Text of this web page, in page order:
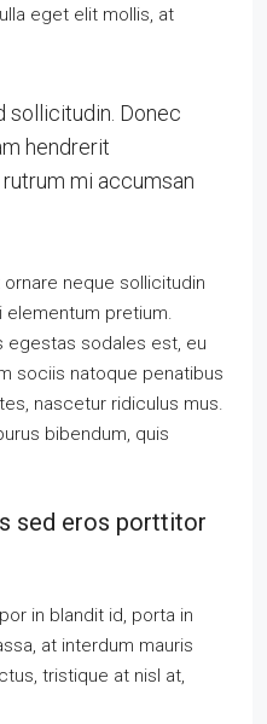
eget elit mollis, at
sollicitudin. Donec
hendrerit
mi accumsan
neque sollicitudin
elementum pretium.
egestas sodales est, eu
sociis natoque penatibus
nascetur ridiculus mus.
bibendum, quis
sed eros porttitor
in blandit id, porta in
at interdum mauris
tristique at nisl at,